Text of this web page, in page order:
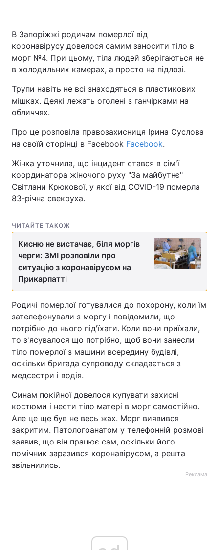
В Запоріжжі родичам померлої від
коронавірусу довелося самим заносити тіло в
морг №4. При цьому, тіла людей зберігаються не
в холодильних камерах, а просто на підлозі.
Трупи навіть не всі знаходяться в пластикових
мішках. Деякі лежать оголені з ганчірками на
обличчях.
Про це розповіла правозахисниця Ірина Суслова
на своїй сторінці в Facebook Facebook.
Жінка уточнила, що інцидент стався в сім'ї
координатора жіночого руху "За майбутнє"
Світлани Крюкової, у якої від COVID-19 померла
83-річна свекруха.
ЧИТАЙТЕ ТАКОЖ
Кисню не вистачає, біля моргів
черги: ЗМІ розповіли про
ситуацію з коронавірусом на
Прикарпатті
Родичі померлої готувалися до похорону, коли їм
зателефонували з моргу і повідомили, що
потрібно до нього під'їхати. Коли вони приїхали,
то з'ясувалося що потрібно, щоб вони занесли
тіло померлої з машини всередину будівлі,
оскільки бригада супроводу складається з
медсестри і водія.
Синам покійної довелося купувати захисні
костюми і нести тіло матері в морг самостійно.
Але це ще був не весь жах. Морг виявився
закритим. Патологоанатом у телефонній розмові
заявив, що він працює сам, оскільки його
помічник заразився коронавірусом, а решта
звільнились.
Реклама